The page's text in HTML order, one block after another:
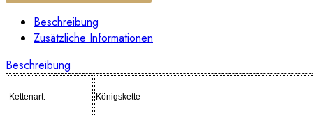
Beschreibung
Zusätzliche Informationen
Beschreibung
Kettenart: Königskette